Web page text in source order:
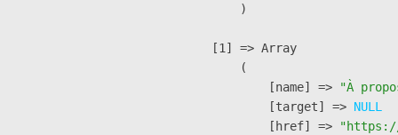
        )
    [1] => Array
        (
            [name] =>
"À
            [target] =>
NULL
            [href] =>